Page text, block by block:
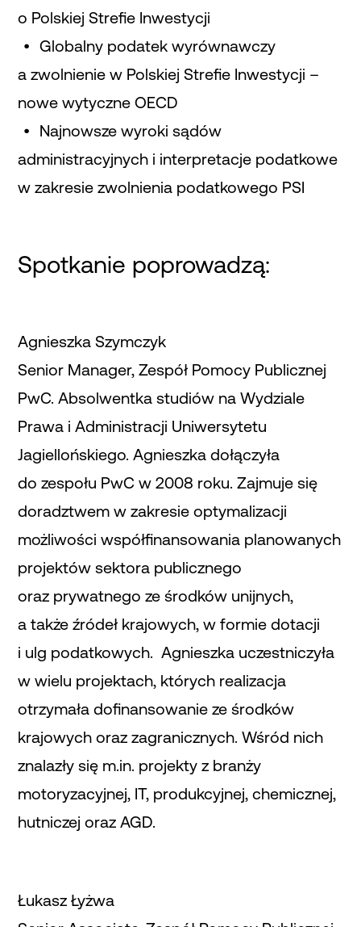
o Polskiej Strefie Inwestycji
Globalny podatek wyrównawczy
a zwolnienie w Polskiej Strefie Inwestycji –
nowe wytyczne OECD
Najnowsze wyroki sądów
administracyjnych i interpretacje podatkowe
w zakresie zwolnienia podatkowego PSI
Spotkanie poprowadzą:
Agnieszka Szymczyk
Senior Manager, Zespół Pomocy Publicznej
PwC. Absolwentka studiów na Wydziale
Prawa i Administracji Uniwersytetu
Jagiellońskiego. Agnieszka dołączyła
do zespołu PwC w 2008 roku. Zajmuje się
doradztwem w zakresie optymalizacji
możliwości współfinansowania planowanych
projektów sektora publicznego
oraz prywatnego ze środków unijnych,
a także źródeł krajowych, w formie dotacji
i ulg podatkowych. Agnieszka uczestniczyła
w wielu projektach, których realizacja
otrzymała dofinansowanie ze środków
krajowych oraz zagranicznych. Wśród nich
znalazły się m.in. projekty z branży
motoryzacyjnej, IT, produkcyjnej, chemicznej,
hutniczej oraz AGD.
Łukasz Łyżwa